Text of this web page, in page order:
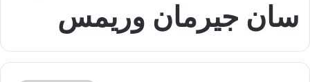
سان جيرمان وريمس